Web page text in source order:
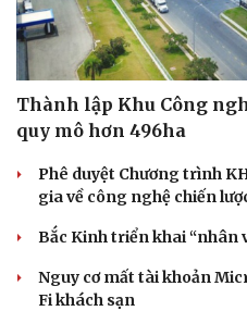
Văn hóa
Sân khấu - Điện ảnh
Thành lập Khu Công
quy mô hơn 496ha
Phê duyệt Chương trình
gia về công nghệ chiến
Bắc Kinh triển khai “nhân
Nguy cơ mất tài khoản
Fi khách sạn